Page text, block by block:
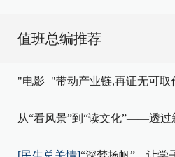
值班总编推荐
"电影+"带动产业链,再证无可取
从“看风景”到“读文化”——透过